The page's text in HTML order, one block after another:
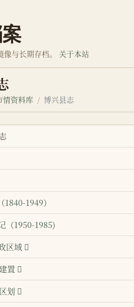
与长期存档。 关于本站
情资料库 博兴县志
1840-1949）
（1950-1985)
区域 
置 
划 